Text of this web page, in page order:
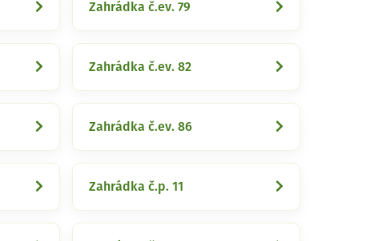
Zahrádka č.ev. 79
Zahrádka č.ev. 82
Zahrádka č.ev. 86
Zahrádka č.p. 11